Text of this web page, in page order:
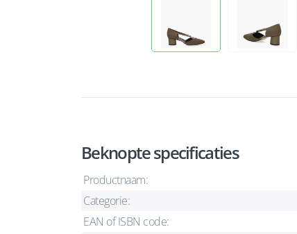
Beknopte specificaties
Productnaam:
Categorie:
EAN of ISBN code: